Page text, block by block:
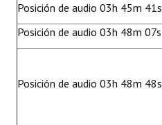
Posición de audio 03h 45m 41s
Posición de audio 03h 48m 07s
Posición de audio 03h 48m 48s